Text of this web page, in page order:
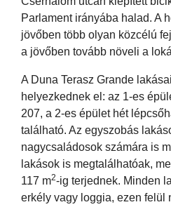
Parlament irányába halad. A
jövőben több olyan közcélú
a jövőben tovább növeli a
A Duna Terasz Grande
helyezkednek el: az 1-es
207, a 2-es épület hét
található. Az egyszobás
nagycsaládosok számára is
lakások is megtalálhatóak,
117 m2-ig terjednek. Minden
erkély vagy loggia, ezen felül